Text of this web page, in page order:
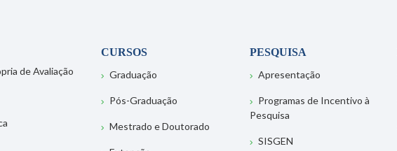
de Avaliação
CURSOS
Graduação
Pós-Graduação
Mestrado e Doutorado
PESQUISA
Apresentação
Programas de Incentivo à
Pesquisa
SISGEN